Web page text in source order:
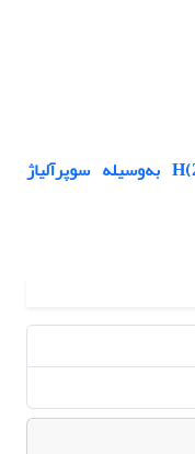
سختپوشی فولاد گرمکار 11 H(2343/1) به‌وسیله ‌سوپرآلیاژ